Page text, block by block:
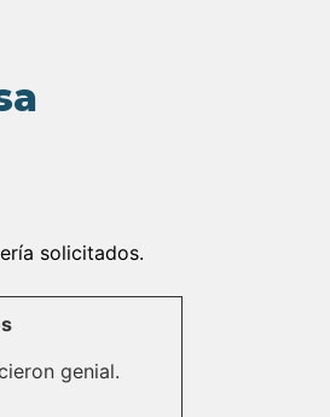
solicitados.
genial.